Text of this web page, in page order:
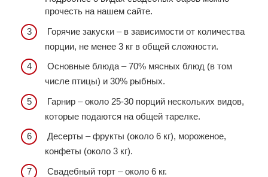
прочесть на нашем сайте.
Горячие закуски – в зависимости от количества
порции, не менее 3 кг в общей сложности.
Основные блюда – 70% мясных блюд (в том
числе птицы) и 30% рыбных.
Гарнир – около 25-30 порций нескольких видов,
которые подаются на общей тарелке.
Десерты – фрукты (около 6 кг), мороженое,
конфеты (около 3 кг).
Свадебный торт – около 6 кг.